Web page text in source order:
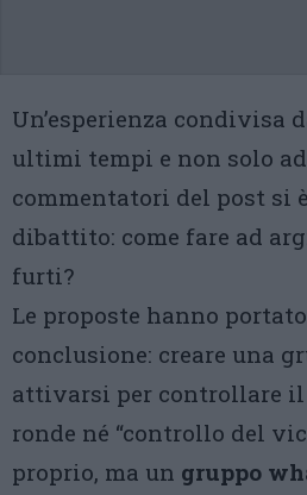
Un’esperienza condivisa
ultimi tempi e non solo
commentatori del post si
dibattito: come fare ad
furti?
Le proposte hanno
conclusione: creare una
attivarsi per controllare
ronde né “controllo del
proprio, ma un gruppo